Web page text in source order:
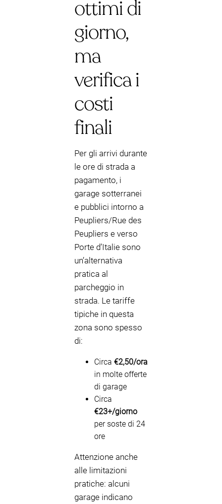
ottimi di
giorno,
ma
verifica i
costi
finali
Per gli arrivi durante
le ore di strada a
pagamento, i
garage sotterranei
e pubblici intorno a
Peupliers/Rue des
Peupliers e verso
Porte d’Italie sono
un’alternativa
pratica al
parcheggio in
strada. Le tariffe
tipiche in questa
zona sono spesso
di:
Circa €2,50/ora
in molte offerte
di garage
Circa
€23+/giorno
per soste di 24
ore
Attenzione anche
alle limitazioni
pratiche: alcuni
garage indicano